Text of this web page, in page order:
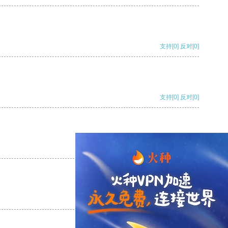
支持[0] 反对[0]
支持[0] 反对[0]
支持[0] 反对[0]